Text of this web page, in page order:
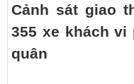
Cảnh sát giao
355 xe khách vi
quân